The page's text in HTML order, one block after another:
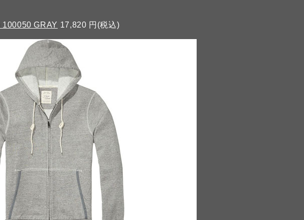
GRAY 17,820 円(税込)